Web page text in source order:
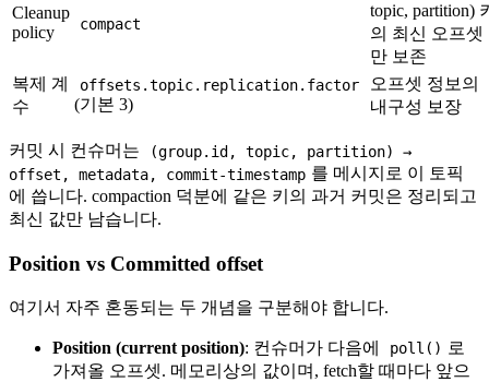
Cleanup
policy
compact
topic, partition)
의 최신 오프셋
만 보존
복제 계
수
offsets.topic.replication.factor
(기본 3)
오프셋 정보의
내구성 보장
커밋 시 컨슈머는
(group.id, topic, partition) →
offset, metadata, commit-timestamp 를 메시지로 이 토픽
에 씁니다. compaction 덕분에 같은 키의 과거 커밋은 정리되고
최신 값만 남습니다.
Position vs Committed offset
여기서 자주 혼동되는 두 개념을 구분해야 합니다.
Position (current position): 컨슈머가 다음에 poll() 로
가져올 오프셋. 메모리상의 값이며, fetch할 때마다 앞으